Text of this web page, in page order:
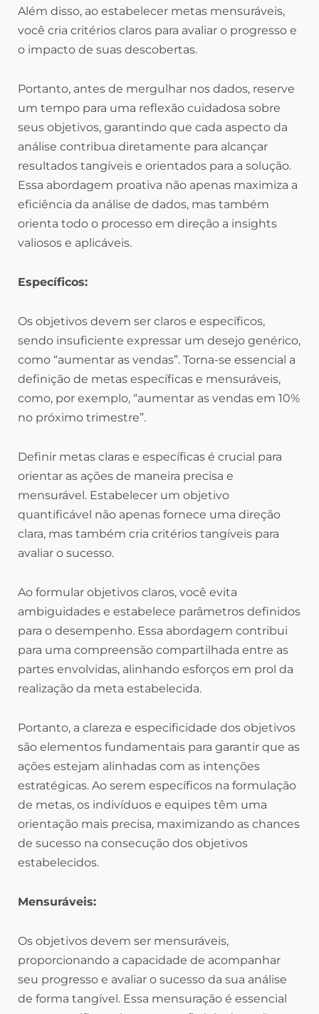
Além disso, ao estabelecer metas mensuráveis,
você cria critérios claros para avaliar o progresso e
o impacto de suas descobertas.
Portanto, antes de mergulhar nos dados, reserve
um tempo para uma reflexão cuidadosa sobre
seus objetivos, garantindo que cada aspecto da
análise contribua diretamente para alcançar
resultados tangíveis e orientados para a solução.
Essa abordagem proativa não apenas maximiza a
eficiência da análise de dados, mas também
orienta todo o processo em direção a insights
valiosos e aplicáveis.
Específicos:
Os objetivos devem ser claros e específicos,
sendo insuficiente expressar um desejo genérico,
como “aumentar as vendas”. Torna-se essencial a
definição de metas específicas e mensuráveis,
como, por exemplo, “aumentar as vendas em 10%
no próximo trimestre”.
Definir metas claras e específicas é crucial para
orientar as ações de maneira precisa e
mensurável. Estabelecer um objetivo
quantificável não apenas fornece uma direção
clara, mas também cria critérios tangíveis para
avaliar o sucesso.
Ao formular objetivos claros, você evita
ambiguidades e estabelece parâmetros definidos
para o desempenho. Essa abordagem contribui
para uma compreensão compartilhada entre as
partes envolvidas, alinhando esforços em prol da
realização da meta estabelecida.
Portanto, a clareza e especificidade dos objetivos
são elementos fundamentais para garantir que as
ações estejam alinhadas com as intenções
estratégicas. Ao serem específicos na formulação
de metas, os indivíduos e equipes têm uma
orientação mais precisa, maximizando as chances
de sucesso na consecução dos objetivos
estabelecidos.
Mensuráveis:
Os objetivos devem ser mensuráveis,
proporcionando a capacidade de acompanhar
seu progresso e avaliar o sucesso da sua análise
de forma tangível. Essa mensuração é essencial